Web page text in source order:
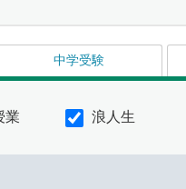
中学受験
業 浪人生